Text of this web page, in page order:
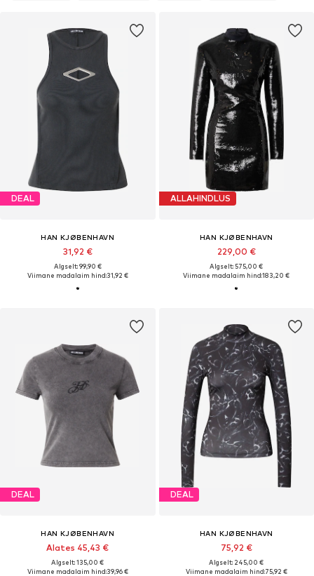
DEAL
HAN KJØBENHAVN
31,92 €
Algselt: 99,90 €
Viimane madalaim hind:31,92 €
ALLAHINDLUS
HAN KJØBENHAVN
229,00 €
Algselt: 575,00 €
Viimane madalaim hind:183,20 €
DEAL
HAN KJØBENHAVN
Alates 45,43 €
Algselt: 135,00 €
Viimane madalaim hind:39,96 €
DEAL
HAN KJØBENHAVN
75,92 €
Algselt: 245,00 €
Viimane madalaim hind:75,92 €